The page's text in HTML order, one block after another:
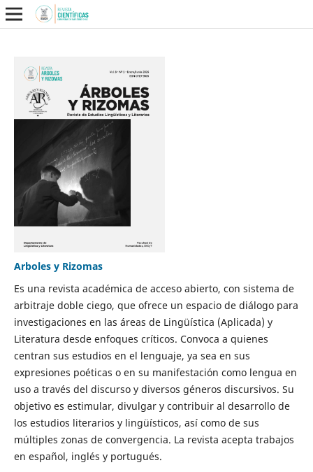
Arboles y Rizomas
Es una revista académica de acceso abierto, con sistema de
arbitraje doble ciego, que ofrece un espacio de diálogo para
investigaciones en las áreas de Lingüística (Aplicada) y
Literatura desde enfoques críticos. Convoca a quienes
centran sus estudios en el lenguaje, ya sea en sus
expresiones poéticas o en su manifestación como lengua en
uso a través del discurso y diversos géneros discursivos. Su
objetivo es estimular, divulgar y contribuir al desarrollo de
los estudios literarios y lingüísticos, así como de sus
múltiples zonas de convergencia. La revista acepta trabajos
en español, inglés y portugués.